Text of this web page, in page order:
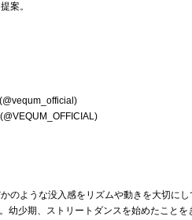
案。
のような没入感をリズムや動きを大切に
幼少期、ストリートダンスを始めたことを